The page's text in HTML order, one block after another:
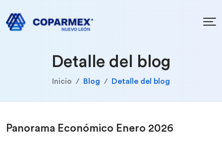
Detalle del blog
Inicio Blog Detalle del blog
Panorama Económico Enero 2026